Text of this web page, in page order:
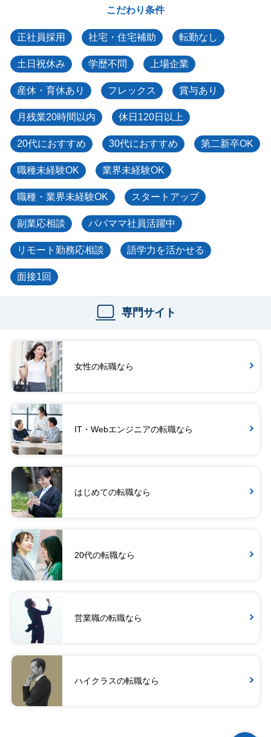
こだわり条件
正社員採用 社宅・住宅補助 転勤なし
土日祝休み 学歴不問 上場企業
産休・育休あり フレックス 賞与あり
月残業20時間以内 休日120日以上
20代におすすめ 30代におすすめ 第二新卒OK
職種未経験OK 業界未経験OK
職種・業界未経験OK スタートアップ
副業応相談 パパママ社員活躍中
リモート勤務応相談 語学力を活かせる
面接1回
専門サイト
女性の転職なら
IT・Webエンジニアの転職なら
はじめての転職なら
20代の転職なら
営業職の転職なら
ハイクラスの転職なら